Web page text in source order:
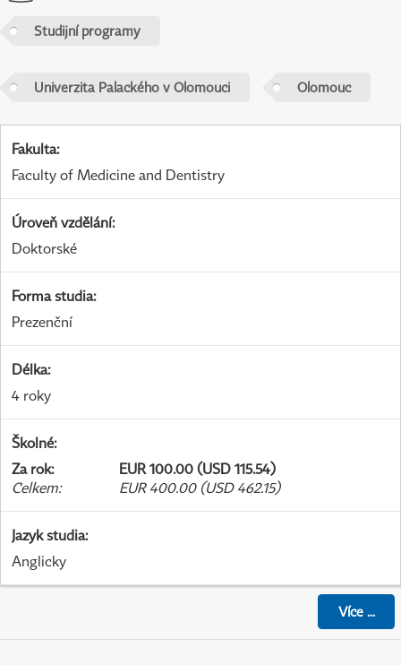
Studijní programy
Univerzita Palackého v Olomouci Olomouc
Fakulta:
Faculty of Medicine and Dentistry
Úroveň vzdělání:
Doktorské
Forma studia:
Prezenční
Délka:
4 roky
Školné:
Za rok:
EUR 100.00 (USD 115.54)
Celkem: EUR 400.00 (USD 462.15)
Jazyk studia:
Anglicky
Více...